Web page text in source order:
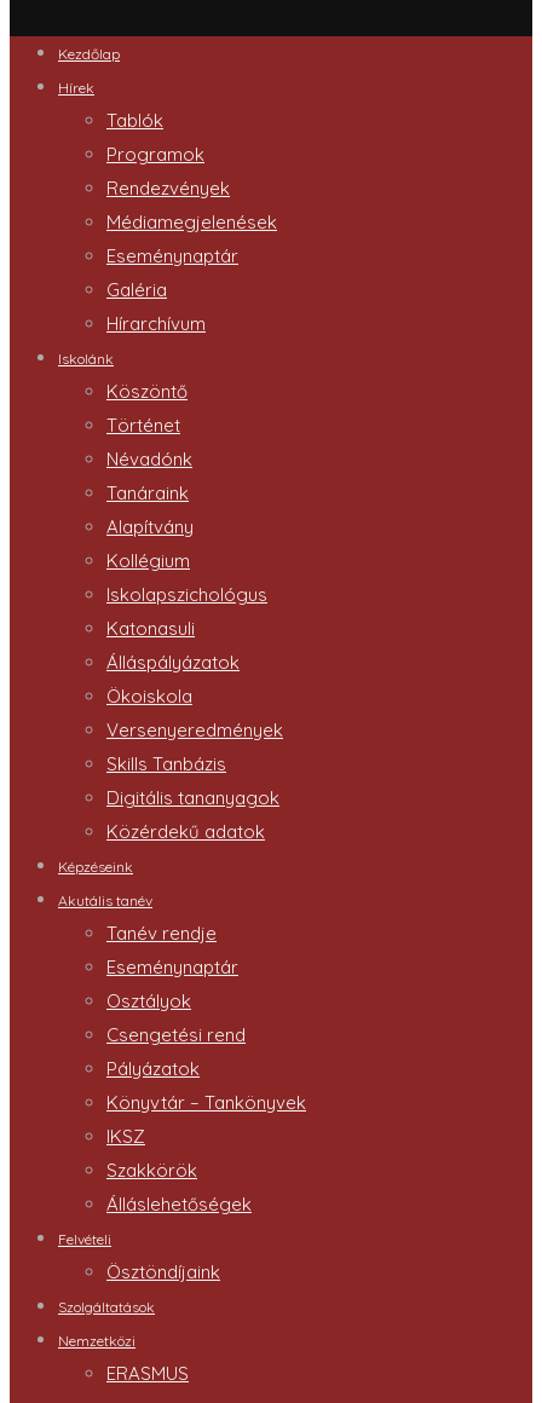
Kezdőlap
Hírek
Tablók
Programok
Rendezvények
Médiamegjelenések
Eseménynaptár
Galéria
Hírarchívum
Iskolánk
Köszöntő
Történet
Névadónk
Tanáraink
Alapítvány
Kollégium
Iskolapszichológus
Katonasuli
Álláspályázatok
Ökoiskola
Versenyeredmények
Skills Tanbázis
Digitális tananyagok
Közérdekű adatok
Képzéseink
Akutális tanév
Tanév rendje
Eseménynaptár
Osztályok
Csengetési rend
Pályázatok
Könyvtár – Tankönyvek
IKSZ
Szakkörök
Álláslehetőségek
Felvételi
Ösztöndíjaink
Szolgáltatások
Nemzetközi
ERASMUS